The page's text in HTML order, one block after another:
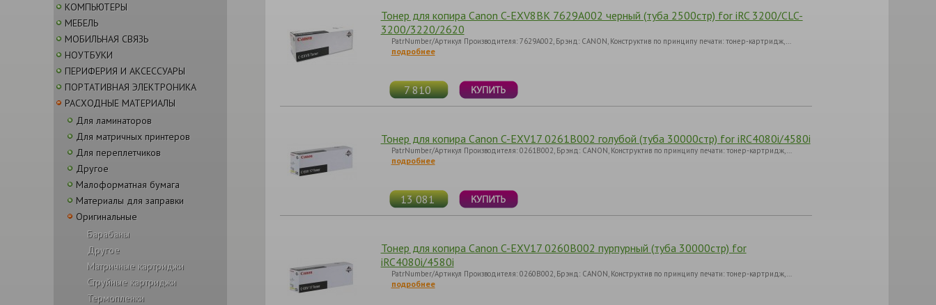
КОМПЬЮТЕРЫ
МЕБЕЛЬ
МОБИЛЬНАЯ СВЯЗЬ
НОУТБУКИ
ПЕРИФЕРИЯ И АКСЕССУАРЫ
ПОРТАТИВНАЯ ЭЛЕКТРОНИКА
РАСХОДНЫЕ МАТЕРИАЛЫ
Для ламинаторов
Для матричных принтеров
Для переплетчиков
Другое
Малоформатная бумага
Материалы для заправки
Оригинальные
Барабаны
Другое
Матричные картриджи
Струйные картриджи
Термопленки
Тонер для копира Canon C-EXV8BK 7629A002 черный (туба 2500стр) for iRC 3200/CLC-
3200/3220/2620
PatrNumber/Артикул Производителя: 7629A002, Брэнд: CANON, Конструктив по принципу печати: тонер-картридж,…
подробнее
7 810
Тонер для копира Canon C-EXV17 0261B002 голубой (туба 30000стр) for iRC4080i/4580i
PatrNumber/Артикул Производителя: 0261B002, Брэнд: CANON, Конструктив по принципу печати: тонер-картридж,…
подробнее
13 081
Тонер для копира Canon C-EXV17 0260B002 пурпурный (туба 30000стр) for
iRC4080i/4580i
PatrNumber/Артикул Производителя: 0260B002, Брэнд: CANON, Конструктив по принципу печати: тонер-картридж,…
подробнее